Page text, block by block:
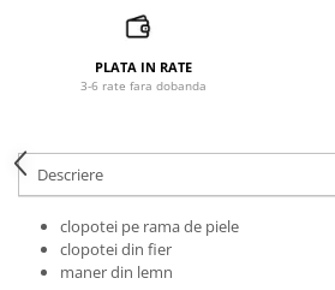
Microfoane Ribbon
Microfoane Suspendabile
Stative de microfon
Studio si inregistrari
Accesorii de microfoane
Accesorii de rack
Accesorii echipamente de studio
PLATA IN RATE
3-6 rate fara dobanda
Descriere
clopotei pe rama de piele
clopotei din fier
maner din lemn